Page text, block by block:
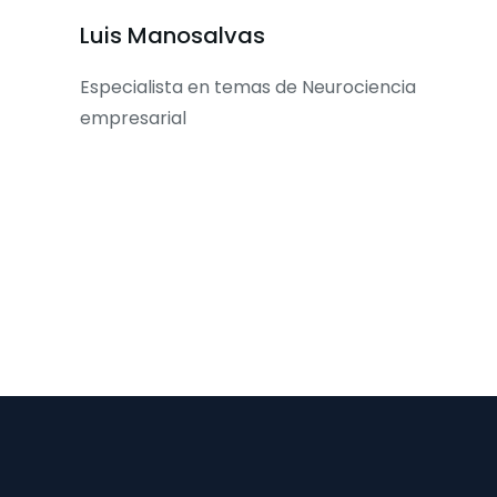
Luis Manosalvas
Especialista en temas de Neurociencia
empresarial